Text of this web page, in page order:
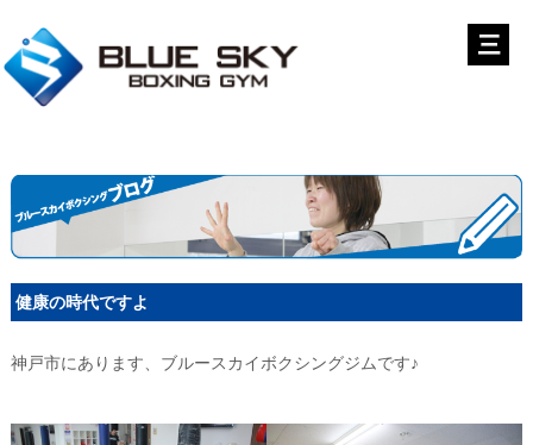
健康の時代ですよ
神戸市にあります、ブルースカイボクシングジムです♪